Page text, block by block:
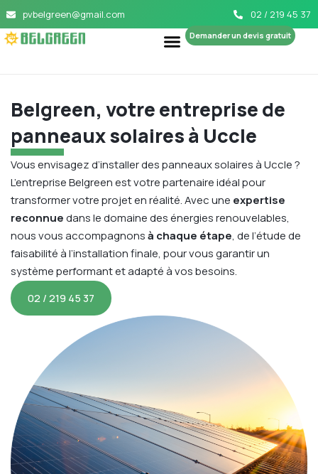
pvbelgreen@gmail.com 02 / 219 45 37
Demander un devis gratuit
Belgreen, votre entreprise de
panneaux solaires à Uccle
Vous envisagez d’installer des panneaux solaires à Uccle ?
L’entreprise Belgreen est votre partenaire idéal pour
transformer votre projet en réalité. Avec une expertise
reconnuedans le domaine des énergies renouvelables,
nous vous accompagnonsà chaque étape, de l’étude de
faisabilité à l’installation finale, pour vous garantir un
système performant et adapté à vos besoins.
02 / 219 45 37